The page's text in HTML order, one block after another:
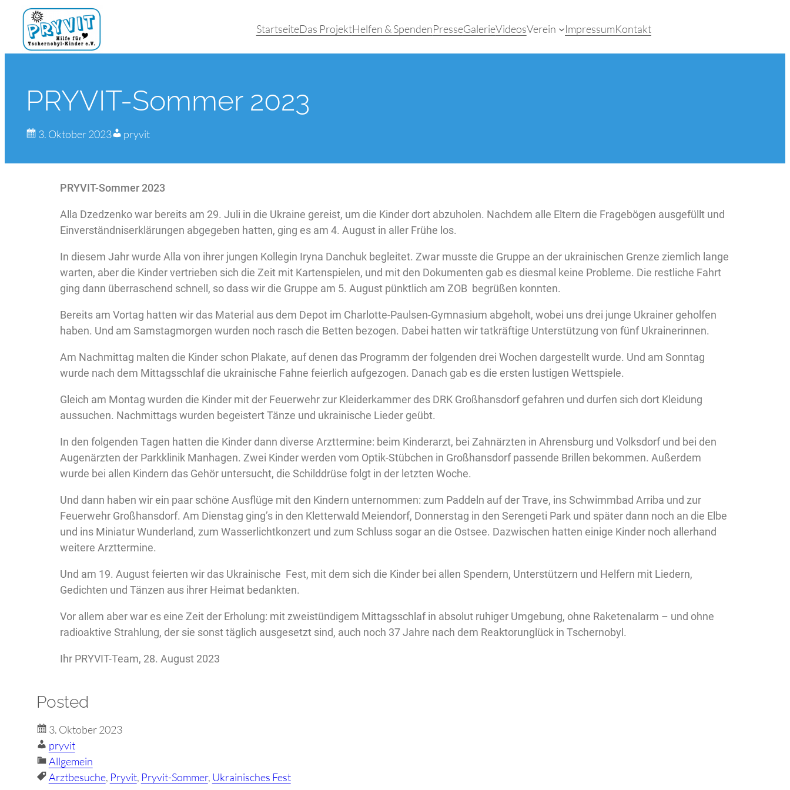
StartseiteDas ProjektHelfen & SpendenPresseGalerieVideosVerein ImpressumKontakt
PRYVIT-Sommer 2023
3. Oktober 2023 pryvit
PRYVIT-Sommer 2023
Alla Dzedzenko war bereits am 29. Juli in die Ukraine gereist, um die Kinder dort abzuholen. Nachdem alle Eltern die Fragebögen ausgefüllt und
Einverständniserklärungen abgegeben hatten, ging es am 4. August in aller Frühe los.
In diesem Jahr wurde Alla von ihrer jungen Kollegin Iryna Danchuk begleitet. Zwar musste die Gruppe an der ukrainischen Grenze ziemlich lange
warten, aber die Kinder vertrieben sich die Zeit mit Kartenspielen, und mit den Dokumenten gab es diesmal keine Probleme. Die restliche Fahrt
ging dann überraschend schnell, so dass wir die Gruppe am 5. August pünktlich am ZOB begrüßen konnten.
Bereits am Vortag hatten wir das Material aus dem Depot im Charlotte-Paulsen-Gymnasium abgeholt, wobei uns drei junge Ukrainer geholfen
haben. Und am Samstagmorgen wurden noch rasch die Betten bezogen. Dabei hatten wir tatkräftige Unterstützung von fünf Ukrainerinnen.
Am Nachmittag malten die Kinder schon Plakate, auf denen das Programm der folgenden drei Wochen dargestellt wurde. Und am Sonntag
wurde nach dem Mittagsschlaf die ukrainische Fahne feierlich aufgezogen. Danach gab es die ersten lustigen Wettspiele.
Gleich am Montag wurden die Kinder mit der Feuerwehr zur Kleiderkammer des DRK Großhansdorf gefahren und durfen sich dort Kleidung
aussuchen. Nachmittags wurden begeistert Tänze und ukrainische Lieder geübt.
In den folgenden Tagen hatten die Kinder dann diverse Arzttermine: beim Kinderarzt, bei Zahnärzten in Ahrensburg und Volksdorf und bei den
Augenärzten der Parkklinik Manhagen. Zwei Kinder werden vom Optik-Stübchen in Großhansdorf passende Brillen bekommen. Außerdem
wurde bei allen Kindern das Gehör untersucht, die Schilddrüse folgt in der letzten Woche.
Und dann haben wir ein paar schöne Ausflüge mit den Kindern unternommen: zum Paddeln auf der Trave, ins Schwimmbad Arriba und zur
Feuerwehr Großhansdorf. Am Dienstag ging’s in den Kletterwald Meiendorf, Donnerstag in den Serengeti Park und später dann noch an die Elbe
und ins Miniatur Wunderland, zum Wasserlichtkonzert und zum Schluss sogar an die Ostsee. Dazwischen hatten einige Kinder noch allerhand
weitere Arzttermine.
Und am 19. August feierten wir das Ukrainische Fest, mit dem sich die Kinder bei allen Spendern, Unterstützern und Helfern mit Liedern,
Gedichten und Tänzen aus ihrer Heimat bedankten.
Vor allem aber war es eine Zeit der Erholung: mit zweistündigem Mittagsschlaf in absolut ruhiger Umgebung, ohne Raketenalarm – und ohne
radioaktive Strahlung, der sie sonst täglich ausgesetzt sind, auch noch 37 Jahre nach dem Reaktorunglück in Tschernobyl.
Ihr PRYVIT-Team, 28. August 2023
Posted
3. Oktober 2023
pryvit
Allgemein
Arztbesuche, Pryvit, Pryvit-Sommer, Ukrainisches Fest